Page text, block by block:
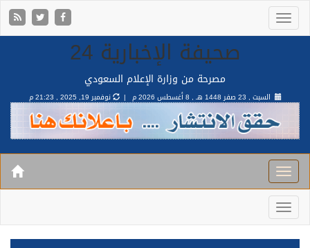
صحيفة الإخبارية 24
مصرحة من وزارة الإعلام السعودي
السبت , 23 صفر 1448 هـ , 8 أغسطس 2026 م | نوفمبر 19, 2025 , 21:23 م